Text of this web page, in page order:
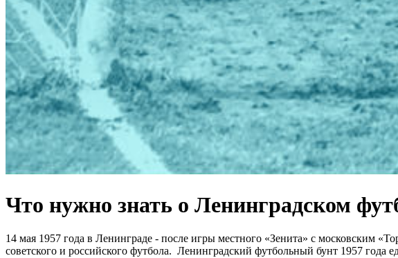
Что нужно знать о Ленинградском
14 мая 1957 года в Ленинграде - после игры местного «Зенита» с московским
советского и российского футбола. Ленинградский футбольный бунт 1957 года